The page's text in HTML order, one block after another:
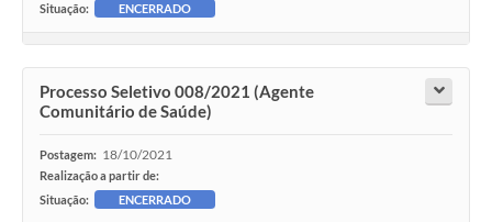
Situação:
ENCERRADO
Processo Seletivo 008/2021 (Agente
Comunitário de Saúde)
Postagem: 18/10/2021
Realização a partir de:
Situação:
ENCERRADO